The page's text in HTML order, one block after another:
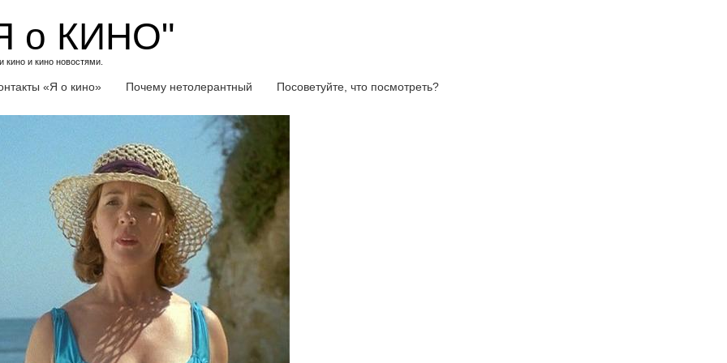
о КИНО"
кино и кино новостями.
«Я о кино» Почему нетолерантный Посоветуйте, что посмотреть?